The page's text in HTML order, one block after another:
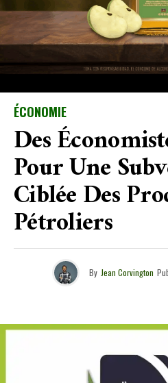
ÉCONOMIE
Des
Pour Une
Ciblée Des
Pétroliers
By Jean Corvington